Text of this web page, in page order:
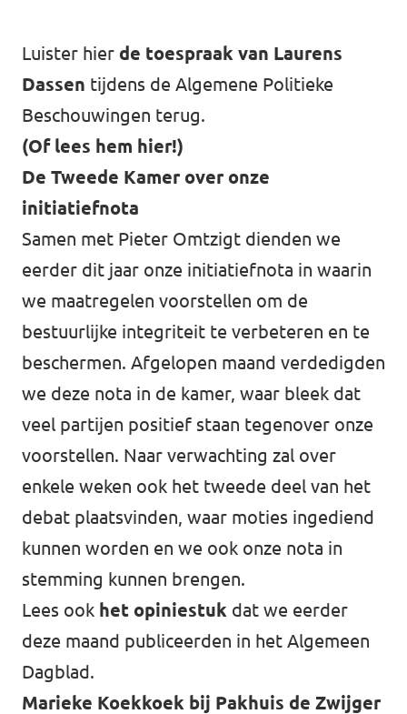
Contact
Volt There - Buitenlandstichting Volt
Charge - Wetenschappelijk Platform Volt
Luister hier de toespraak van Laurens
Dassen tijdens de Algemene Politieke
Beschouwingen terug.
(Of lees hem hier!)
De Tweede Kamer over onze
initiatiefnota
Samen met Pieter Omtzigt dienden we
eerder dit jaar onze initiatiefnota in waarin
we maatregelen voorstellen om de
bestuurlijke integriteit te verbeteren en te
beschermen. Afgelopen maand verdedigden
we deze nota in de kamer, waar bleek dat
veel partijen positief staan tegenover onze
voorstellen. Naar verwachting zal over
enkele weken ook het tweede deel van het
debat plaatsvinden, waar moties ingediend
kunnen worden en we ook onze nota in
stemming kunnen brengen.
Lees ook het opiniestuk dat we eerder
deze maand publiceerden in het Algemeen
Dagblad.
Marieke Koekkoek bij Pakhuis de Zwijger